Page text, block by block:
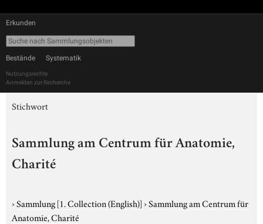
Erkunden
Bestände Systematik
Nutzungsrechte
Anmelden zur Recherche
Stichwort
Sammlung am Centrum für Anatomie,
Charité
›Sammlung[1. Collection (English)]›Sammlung am Centrum für
Anatomie, Charité